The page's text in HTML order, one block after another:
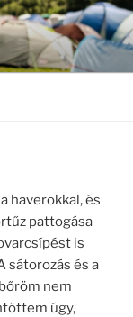
haverokkal, és
pattogása
is
sátorozás és a
nem
úgy,